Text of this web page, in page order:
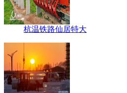
杭温铁路仙居特大